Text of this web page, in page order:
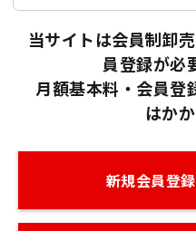
当サイトは会員制卸
員登録が必
月額基本料・会員登
はか
新規会員登